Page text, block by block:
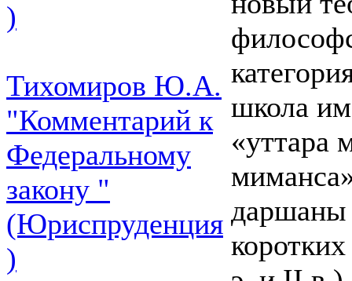
)
Тихомиров Ю.А.
"Комментарий к
Федеральному
закону "
(Юриспруденция
)
школа
«уттара
даршаны